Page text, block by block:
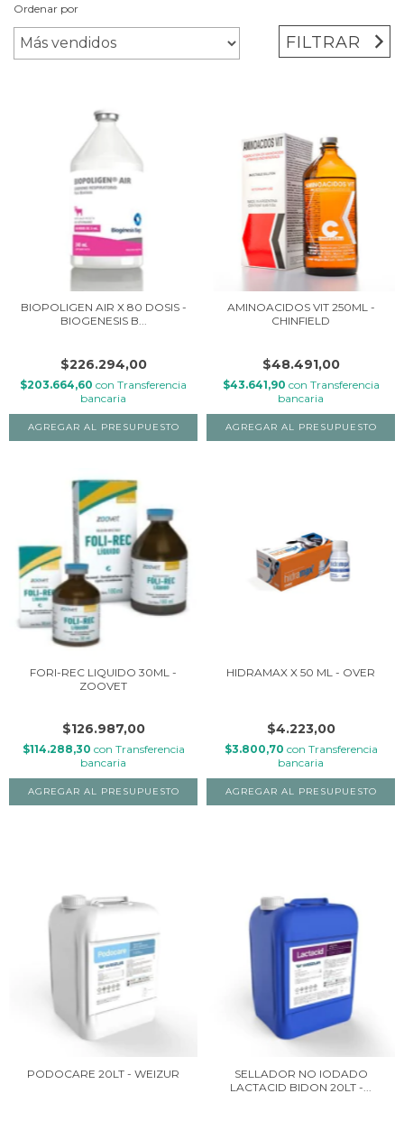
Ordenar por
FILTRAR
BIOPOLIGEN AIR X 80 DOSIS -
BIOGENESIS B...
$226.294,00
$203.664,60 con Transferencia
bancaria
AMINOACIDOS VIT 250ML -
CHINFIELD
$48.491,00
$43.641,90 con Transferencia
bancaria
FORI-REC LIQUIDO 30ML -
ZOOVET
$126.987,00
$114.288,30 con Transferencia
bancaria
HIDRAMAX X 50 ML - OVER
$4.223,00
$3.800,70 con Transferencia
bancaria
PODOCARE 20LT - WEIZUR
SELLADOR NO IODADO
LACTACID BIDON 20LT -...